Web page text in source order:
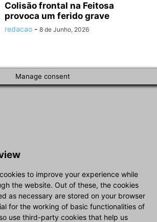
Colisão frontal na Feitosa
provoca um ferido grave
redacao - 8 de Junho, 2026
Manage consent
to improve your experience while
the website. Out of these, the cookies
as necessary are stored on your browser
for the working of basic functionalities of
use third-party cookies that help us